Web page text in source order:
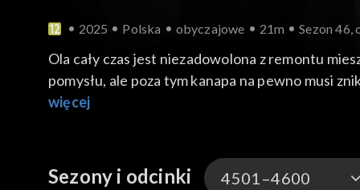
2025 Polska obyczajowe 21m Sezon 46,
Ola cały czas jest niezadowolona z remontu
pomysłu, ale poza tym kanapa na pewno musi
zajęcia dla przyrodniej siostry. Jerzy
dzisiaj odwiedzić weterynarz i obejrzeć całe
więcej
Sezony i odcinki 4501–4600